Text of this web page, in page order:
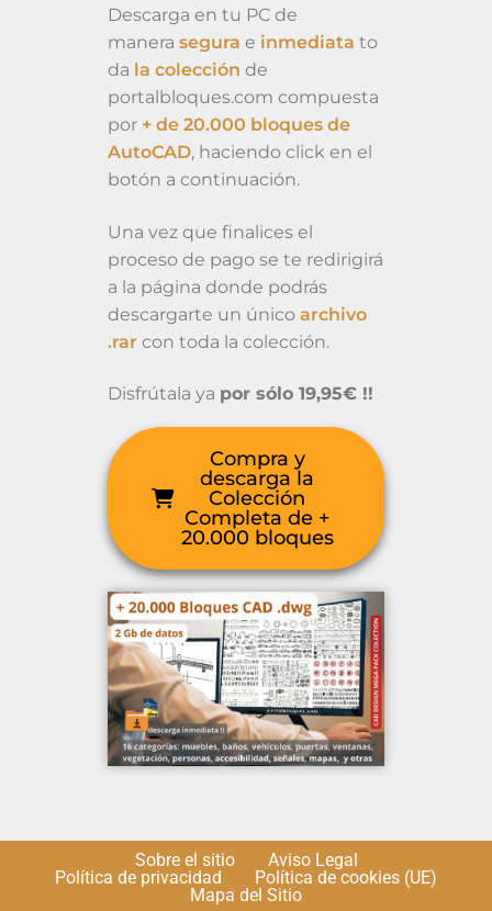
Descarga en tu PC de
manera segura e inmediata to
da la colección de
portalbloques.com compuesta
por + de 20.000 bloques de
AutoCAD, haciendo click en el
botón a continuación.
Una vez que finalices el
proceso de pago se te redirigirá
a la página donde podrás
descargarte un único archivo
.rar con toda la colección.
Disfrútala ya por sólo 19,95€ !!
Compra y
descarga la
Colección
Completa de +
20.000 bloques
Sobre el sitio
Aviso Legal
Política de privacidad
Política de cookies (UE)
Mapa del Sitio